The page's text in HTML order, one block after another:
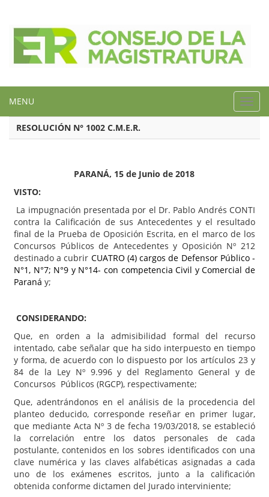
MENU
RESOLUCIÓN N° 1002 C.M.E.R.
PARANÁ, 15 de Junio de 2018
VISTO:
La impugnación presentada por el Dr. Pablo Andrés CONTI
contra la Calificación de sus Antecedentes y el resultado
final de la Prueba de Oposición Escrita, en el marco de los
Concursos Públicos de Antecedentes y Oposición Nº 212
destinado a cubrir CUATRO (4) cargos de Defensor Público -
N°1, N°7; N°9 y N°14- con competencia Civil y Comercial de
Paraná y;
CONSIDERANDO:
Que, en orden a la admisibilidad formal del recurso
intentado, cabe señalar que ha sido interpuesto en tiempo
y forma, de acuerdo con lo dispuesto por los artículos 23 y
84 de la Ley Nº 9.996 y del Reglamento General y de
Concursos Públicos (RGCP), respectivamente;
Que, adentrándonos en el análisis de la procedencia del
planteo deducido, corresponde reseñar en primer lugar,
que mediante Acta Nº 3 de fecha 19/03/2018, se estableció
la correlación entre los datos personales de cada
postulante, contenidos en los sobres identificados con una
clave numérica y las claves alfabéticas asignadas a cada
uno de los exámenes escritos, junto a la calificación
obtenida conforme dictamen del Jurado interviniente;